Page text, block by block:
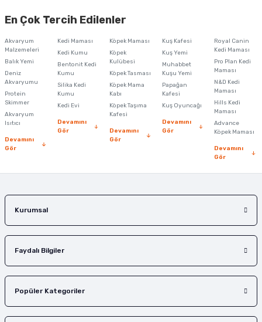
iletebilirsiniz.
Ürün resmi kalitesiz, bozuk veya görüntülenemiyor.
Ürün açıklamasında eksik bilgiler bulunuyor.
Ürün bilgilerinde hatalar bulunuyor.
Ürün fiyatı diğer sitelerden daha pahalı.
Bu ürüne benzer farklı alternatifler olmalı.
En Çok Tercih Edilenler
Akvaryum
Malzemeleri
Balık Yemi
Deniz
Akvaryumu
Protein
Skimmer
Akvaryum
Isıtıcı
Devamını
Gör
Kedi Maması
Kedi Kumu
Bentonit Kedi
Kumu
Silika Kedi
Kumu
Kedi Evi
Devamını
Gör
Köpek Maması
Köpek
Kulübesi
Köpek Tasması
Köpek Mama
Kabı
Köpek Taşıma
Kafesi
Devamını
Gör
Kuş Kafesi
Kuş Yemi
Muhabbet
Kuşu Yemi
Papağan
Kafesi
Kuş Oyuncağı
Devamını
Gör
Royal Canin
Kedi Maması
Pro Plan Kedi
Maması
N&D Kedi
Maması
Hills Kedi
Maması
Advance
Köpek Maması
Devamını
Gör
Kurumsal
Faydalı Bilgiler
Popüler Kategoriler